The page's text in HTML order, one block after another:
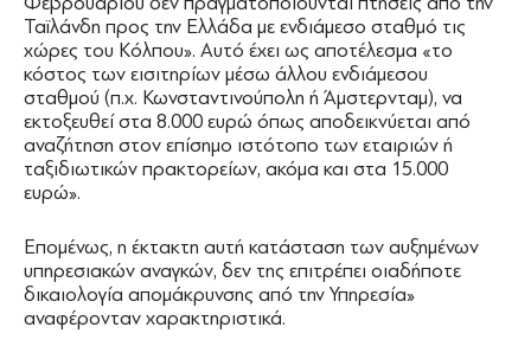
Ταϊλάνδη προς την Ελλάδα με ενδιάμεσο σταθμό τις
χώρες του Κόλπου». Αυτό έχει ως αποτέλεσμα «το
κόστος των εισιτηρίων μέσω άλλου ενδιάμεσου
σταθμού (π.χ. Κωνσταντινούπολη ή Άμστερνταμ), να
εκτοξευθεί στα 8.000 ευρώ όπως αποδεικνύεται από
αναζήτηση στον επίσημο ιστότοπο των εταιριών ή
ταξιδιωτικών πρακτορείων, ακόμα και στα 15.000
ευρώ».
Επομένως, η έκτακτη αυτή κατάσταση των αυξημένων
υπηρεσιακών αναγκών, δεν της επιτρέπει οιαδήποτε
δικαιολογία απομάκρυνσης από την Υπηρεσία»
αναφέρονταν χαρακτηριστικά.